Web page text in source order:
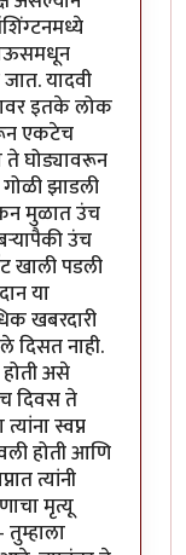
यादवी
इतके लोक
एकटेच
घोड्यावरून
झाडली
मुळात उंच
उंच
खाली पडली
या
खबरदारी
दिसत नाही.
असे
दिवस ते
स्वप्न
होती आणि
त्यांनी
मृत्यू